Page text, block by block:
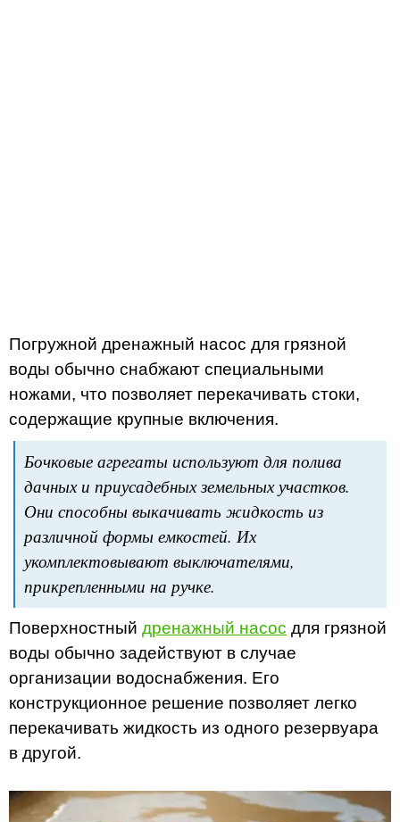
Погружной дренажный насос для грязной
воды обычно снабжают специальными
ножами, что позволяет перекачивать стоки,
содержащие крупные включения.
Бочковые агрегаты используют для полива
дачных и приусадебных земельных участков.
Они способны выкачивать жидкость из
различной формы емкостей. Их
укомплектовывают выключателями,
прикрепленными на ручке.
Поверхностный дренажный насос для грязной
воды обычно задействуют в случае
организации водоснабжения. Его
конструкционное решение позволяет легко
перекачивать жидкость из одного резервуара
в другой.